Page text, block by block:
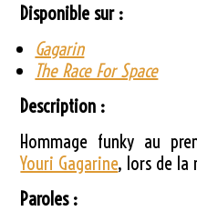
Disponible sur :
Gagarin
The Race For Space
Description :
Hommage funky au
Youri Gagarine, lors de la
Paroles :